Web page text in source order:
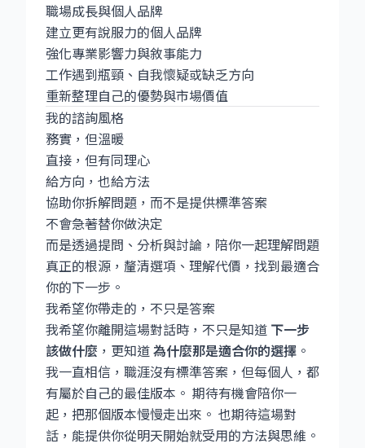
職場成長與個人品牌
建立更有說服力的個人品牌
強化專業影響力與敘事能力
工作遇到瓶頸、自我懷疑或缺乏方向
重新整理自己的優勢與市場價值
我的諮詢風格
務實，但溫暖
直接，但有同理心
給方向，也給方法
協助你拆解問題，而不是提供標準答案
不會急著替你做決定
而是透過提問、分析與討論，陪你一起理解問題
真正的根源，釐清選項、理解代價，找到最適合
你的下一步。
我希望你帶走的，不只是答案
我希望你離開這場對話時，不只是知道 下一步
該做什麼 ，更知道為什麼那是適合你的選擇 。
我一直相信，職涯沒有標準答案，但每個人，都
有屬於自己的最佳版本。 期待有機會陪你一
起，把那個版本慢慢走出來。 也期待這場對
話，能提供你從明天開始就受用的方法與思維。